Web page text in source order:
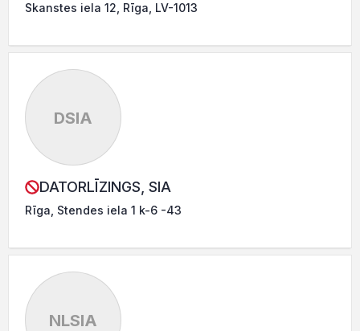
Skanstes iela 12, Rīga, LV-1013
DSIA
DATORLĪZINGS, SIA
Rīga, Stendes iela 1 k-6 -43
NLSIA